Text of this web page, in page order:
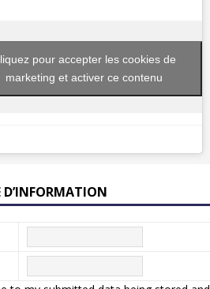
pour accepter les cookies de
marketing et activer ce contenu
D’INFORMATION